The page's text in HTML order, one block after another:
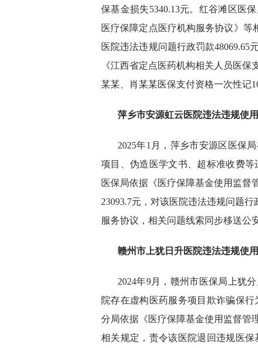
保基金损失5340.13元。红谷滩区医
医疗保障定点医疗机构服务协议》等
医院违法违规问题行政罚款
《江西省定点医药机构相关人员医
某某、肖某某医保支付资格一次性记
萍乡市安源虹云医院违法违规使
2025年1月，萍乡市安源区医保
项目、伪造医学文书、超标准收费等
医保局依据《医疗保障基金使用监督
23093.7元，对该医院违法违规问题
服务协议，相关问题线索同步移送公
赣州市上犹日升医院违法违规使
2024年9月，赣州市医保局上犹
院存在虚构医药服务项目欺诈骗保
分局依据《医疗保障基金使用监督管
相关规定，责令该医院退回违规医